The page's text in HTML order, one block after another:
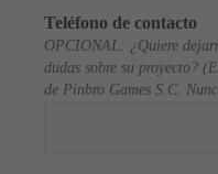
Teléfono de contacto
OPCIONAL: ¿Quiere
dudas sobre su proyecto?
de Pinbro Games S.C.